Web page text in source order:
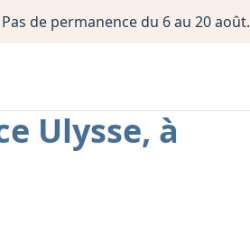
de permanence du 6 au 20 août.
Ulysse, à